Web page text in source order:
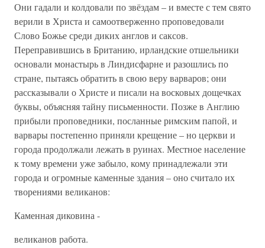
Они гадали и колдовали по звёздам – и вместе с тем свято
верили в Христа и самоотверженно проповедовали
Слово Божье среди диких англов и саксов.
Переправившись в Британию, ирландские отшельники
основали монастырь в Линдисфарне и разошлись по
стране, пытаясь обратить в свою веру варваров; они
рассказывали о Христе и писали на восковых дощечках
буквы, объясняя тайну письменности. Позже в Англию
прибыли проповедники, посланные римским папой, и
варвары постепенно приняли крещение – но церкви и
города продолжали лежать в руинах. Местное население
к тому времени уже забыло, кому принадлежали эти
города и огромные каменные здания – оно считало их
творениями великанов:
Каменная диковина -
великанов работа.